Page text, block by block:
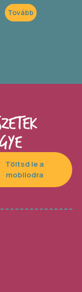
Tovább
Töltsd le a
mobilodra